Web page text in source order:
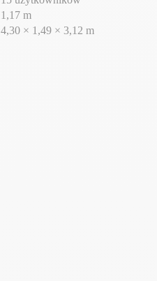
1,17 m
4,30 × 1,49 × 3,12 m